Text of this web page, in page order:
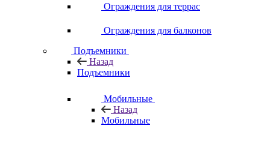
Ограждения для террас
Ограждения для балконов
Подъемники
Назад
Подъемники
Мобильные
Назад
Мобильные